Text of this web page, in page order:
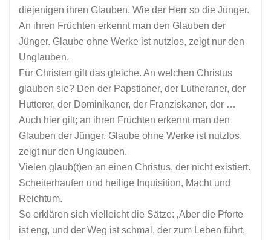
diejenigen ihren Glauben. Wie der Herr so die Jünger.
An ihren Früchten erkennt man den Glauben der
Jünger. Glaube ohne Werke ist nutzlos, zeigt nur den
Unglauben.
Für Christen gilt das gleiche. An welchen Christus
glauben sie? Den der Papstianer, der Lutheraner, der
Hutterer, der Dominikaner, der Franziskaner, der …
Auch hier gilt; an ihren Früchten erkennt man den
Glauben der Jünger. Glaube ohne Werke ist nutzlos,
zeigt nur den Unglauben.
Vielen glaub(t)en an einen Christus, der nicht existiert.
Scheiterhaufen und heilige Inquisition, Macht und
Reichtum.
So erklären sich vielleicht die Sätze: ‚Aber die Pforte
ist eng, und der Weg ist schmal, der zum Leben führt,